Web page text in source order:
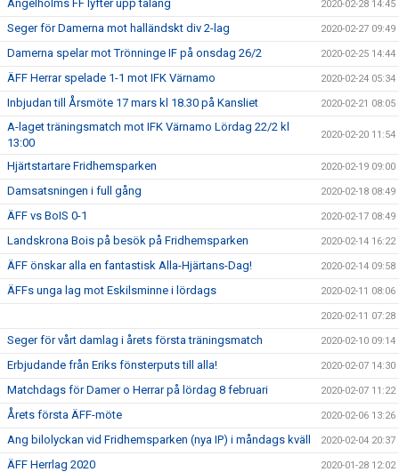
Ängelholms FF lyfter upp talang 2020-02-28 14:45
Seger för Damerna mot halländskt div 2-lag 2020-02-27 09:49
Damerna spelar mot Trönninge IF på onsdag 26/2 2020-02-25 14:44
ÄFF Herrar spelade 1-1 mot IFK Värnamo 2020-02-24 05:34
Inbjudan till Årsmöte 17 mars kl 18.30 på Kansliet 2020-02-21 08:05
A-laget träningsmatch mot IFK Värnamo Lördag 22/2 kl
13:00
2020-02-20 11:54
Hjärtstartare Fridhemsparken 2020-02-19 09:00
Damsatsningen i full gång 2020-02-18 08:49
ÄFF vs BoIS 0-1 2020-02-17 08:49
Landskrona Bois på besök på Fridhemsparken 2020-02-14 16:22
ÄFF önskar alla en fantastisk Alla-Hjärtans-Dag! 2020-02-14 09:58
ÄFFs unga lag mot Eskilsminne i lördags 2020-02-11 08:06
2020-02-11 07:28
Seger för vårt damlag i årets första träningsmatch 2020-02-10 09:14
Erbjudande från Eriks fönsterputs till alla! 2020-02-07 14:30
Matchdags för Damer o Herrar på lördag 8 februari 2020-02-07 11:22
Årets första ÄFF-möte 2020-02-06 13:26
Ang bilolyckan vid Fridhemsparken (nya IP) i måndags kväll 2020-02-04 20:37
ÄFF Herrlag 2020 2020-01-28 12:02